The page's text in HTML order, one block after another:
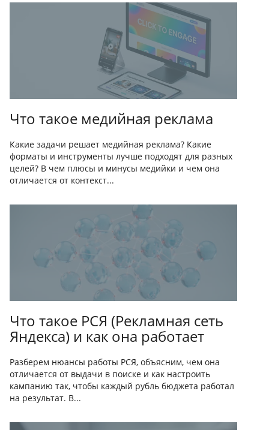
Что такое медийная реклама
Какие задачи решает медийная реклама? Какие
форматы и инструменты лучше подходят для разных
целей? В чем плюсы и минусы медийки и чем она
отличается от контекст...
Что такое РСЯ (Рекламная сеть
Яндекса) и как она работает
Разберем нюансы работы РСЯ, объясним, чем она
отличается от выдачи в поиске и как настроить
кампанию так, чтобы каждый рубль бюджета работал
на результат. В...